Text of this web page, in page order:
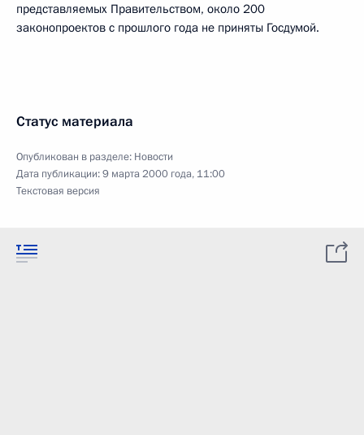
представляемых Правительством, около 200
законопроектов с прошлого года не приняты Госдумой.
Статус материала
Опубликован в разделе: Новости
Дата публикации:9 марта 2000 года, 11:00
Текстовая версия